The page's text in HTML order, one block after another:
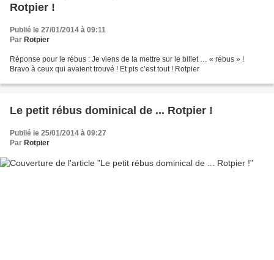
Rotpier !
Publié le 27/01/2014 à 09:11
Par Rotpier
Réponse pour le rébus : Je viens de la mettre sur le billet … « rébus » !
Bravo à ceux qui avaient trouvé ! Et pis c’est tout ! Rotpier
Le petit rébus dominical de ... Rotpier !
Publié le 25/01/2014 à 09:27
Par Rotpier